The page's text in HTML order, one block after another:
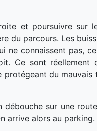
et poursuivre sur
du parcours. Les
ne connaissent pas,
Ce sont réellement
du mauvais
débouche sur une
arrive alors au parking.